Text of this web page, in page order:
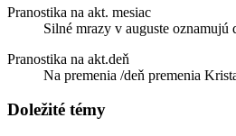
Pranostika na akt. mesiac
Silné mrazy v auguste
Pranostika na akt.deň
Na premenia /deň premenia
Doležité témy